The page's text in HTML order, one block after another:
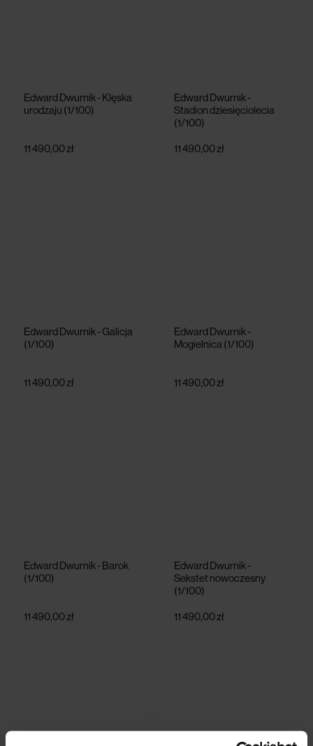
Edward Dwurnik - Klęska
urodzaju (1/100)
11 490,00 zł
Edward Dwurnik -
Stadion dziesięciolecia
(1/100)
11 490,00 zł
Edward Dwurnik - Galicja
(1/100)
11 490,00 zł
Edward Dwurnik -
Mogielnica (1/100)
11 490,00 zł
Edward Dwurnik - Barok
(1/100)
11 490,00 zł
Edward Dwurnik -
Sekstet nowoczesny
(1/100)
11 490,00 zł